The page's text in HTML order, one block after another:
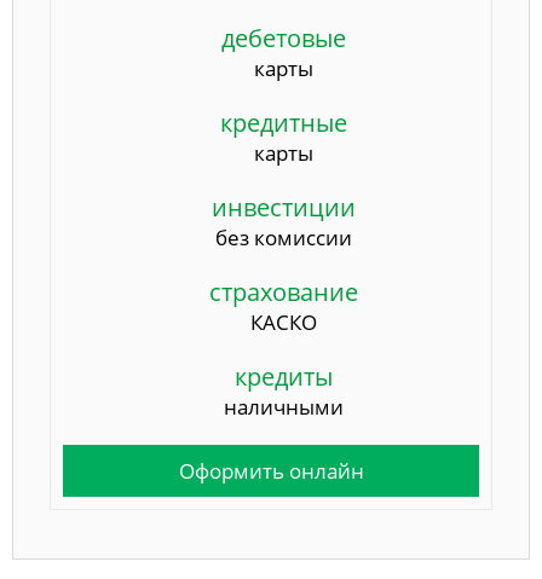
дебетовые
карты
кредитные
карты
инвестиции
без комиссии
страхование
КАСКО
кредиты
наличными
Оформить онлайн